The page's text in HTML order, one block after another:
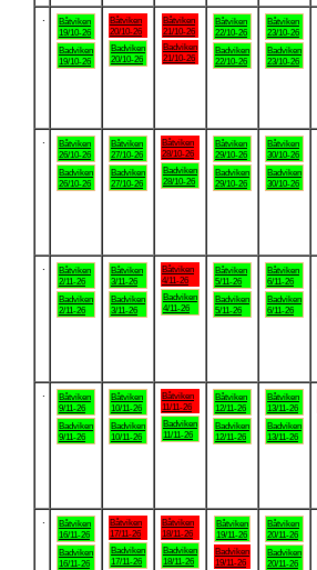
Båtviken
19/10-26
Badviken
19/10-26
Båtviken
20/10-26
Badviken
20/10-26
Båtviken
21/10-26
Badviken
21/10-26
Båtviken
22/10-26
Badviken
22/10-26
Båtviken
23/10-26
Badviken
23/10-26
Båtviken
26/10-26
Badviken
26/10-26
Båtviken
27/10-26
Badviken
27/10-26
Båtviken
28/10-26
Badviken
28/10-26
Båtviken
29/10-26
Badviken
29/10-26
Båtviken
30/10-26
Badviken
30/10-26
Båtviken
2/11-26
Badviken
2/11-26
Båtviken
3/11-26
Badviken
3/11-26
Båtviken
4/11-26
Badviken
4/11-26
Båtviken
5/11-26
Badviken
5/11-26
Båtviken
6/11-26
Badviken
6/11-26
Båtviken
9/11-26
Badviken
9/11-26
Båtviken
10/11-26
Badviken
10/11-26
Båtviken
11/11-26
Badviken
11/11-26
Båtviken
12/11-26
Badviken
12/11-26
Båtviken
13/11-26
Badviken
13/11-26
Båtviken
16/11-26
Badviken
16/11-26
Båtviken
17/11-26
Badviken
17/11-26
Båtviken
18/11-26
Badviken
18/11-26
Båtviken
19/11-26
Badviken
19/11-26
Båtviken
20/11-26
Badviken
20/11-26